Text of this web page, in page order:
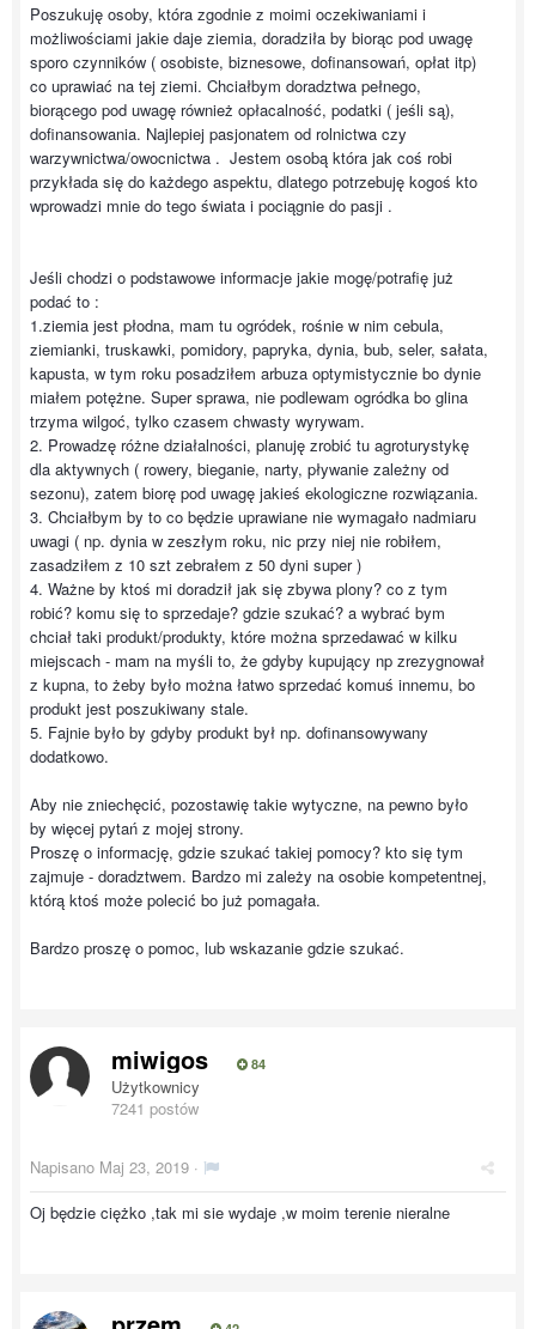
Poszukuję osoby, która zgodnie z moimi oczekiwaniami i
możliwościami jakie daje ziemia, doradziła by biorąc pod uwagę
sporo czynników ( osobiste, biznesowe, dofinansowań, opłat itp)
co uprawiać na tej ziemi. Chciałbym doradztwa pełnego,
biorącego pod uwagę również opłacalność, podatki ( jeśli są),
dofinansowania. Najlepiej pasjonatem od rolnictwa czy
warzywnictwa/owocnictwa . Jestem osobą która jak coś robi
przykłada się do każdego aspektu, dlatego potrzebuję kogoś kto
wprowadzi mnie do tego świata i pociągnie do pasji .
Jeśli chodzi o podstawowe informacje jakie mogę/potrafię już
podać to :
1.ziemia jest płodna, mam tu ogródek, rośnie w nim cebula,
ziemianki, truskawki, pomidory, papryka, dynia, bub, seler, sałata,
kapusta, w tym roku posadziłem arbuza optymistycznie bo dynie
miałem potężne. Super sprawa, nie podlewam ogródka bo glina
trzyma wilgoć, tylko czasem chwasty wyrywam.
2. Prowadzę różne działalności, planuję zrobić tu agroturystykę
dla aktywnych ( rowery, bieganie, narty, pływanie zależny od
sezonu), zatem biorę pod uwagę jakieś ekologiczne rozwiązania.
3. Chciałbym by to co będzie uprawiane nie wymagało nadmiaru
uwagi ( np. dynia w zeszłym roku, nic przy niej nie robiłem,
zasadziłem z 10 szt zebrałem z 50 dyni super )
4. Ważne by ktoś mi doradził jak się zbywa plony? co z tym
robić? komu się to sprzedaje? gdzie szukać? a wybrać bym
chciał taki produkt/produkty, które można sprzedawać w kilku
miejscach - mam na myśli to, że gdyby kupujący np zrezygnował
z kupna, to żeby było można łatwo sprzedać komuś innemu, bo
produkt jest poszukiwany stale.
5. Fajnie było by gdyby produkt był np. dofinansowywany
dodatkowo.
Aby nie zniechęcić, pozostawię takie wytyczne, na pewno było
by więcej pytań z mojej strony.
Proszę o informację, gdzie szukać takiej pomocy? kto się tym
zajmuje - doradztwem. Bardzo mi zależy na osobie kompetentnej,
którą ktoś może polecić bo już pomagała.
Bardzo proszę o pomoc, lub wskazanie gdzie szukać.
miwigos 84
Użytkownicy
7241 postów
Napisano Maj 23, 2019 ·
Oj będzie ciężko ,tak mi sie wydaje ,w moim terenie nieralne